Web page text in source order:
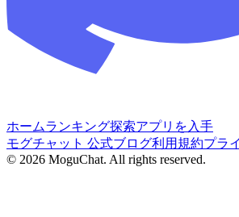
ホームランキング探索アプリを入手
モグチャット 公式ブログ利用規約プラ
© 2026 MoguChat. All rights reserved.